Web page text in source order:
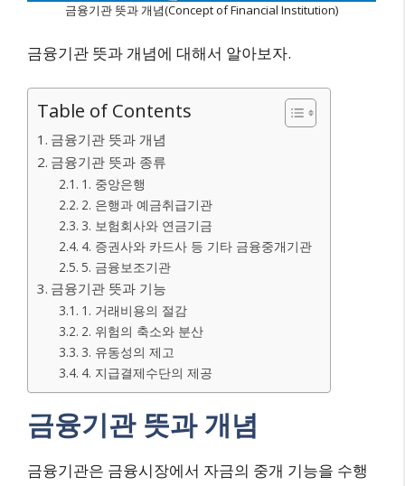
금융기관 뜻과 개념(Concept of Financial Institution)
금융기관 뜻과 개념에 대해서 알아보자.
Table of Contents
금융기관 뜻과 개념
금융기관 뜻과 종류
1. 중앙은행
2. 은행과 예금취급기관
3. 보험회사와 연금기금
4. 증권사와 카드사 등 기타 금융중개기관
5. 금융보조기관
금융기관 뜻과 기능
1. 거래비용의 절감
2. 위험의 축소와 분산
3. 유동성의 제고
4. 지급결제수단의 제공
금융기관 뜻과 개념
금융기관은 금융시장에서 자금의 중개 기능을 수행